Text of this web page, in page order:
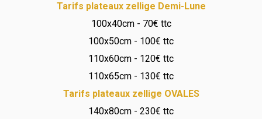
Tarifs plateaux zellige Demi-Lune
100x40cm - 70€ ttc
100x50cm - 100€ ttc
110x60cm - 120€ ttc
110x65cm - 130€ ttc
Tarifs plateaux zellige OVALES
140x80cm - 230€ ttc